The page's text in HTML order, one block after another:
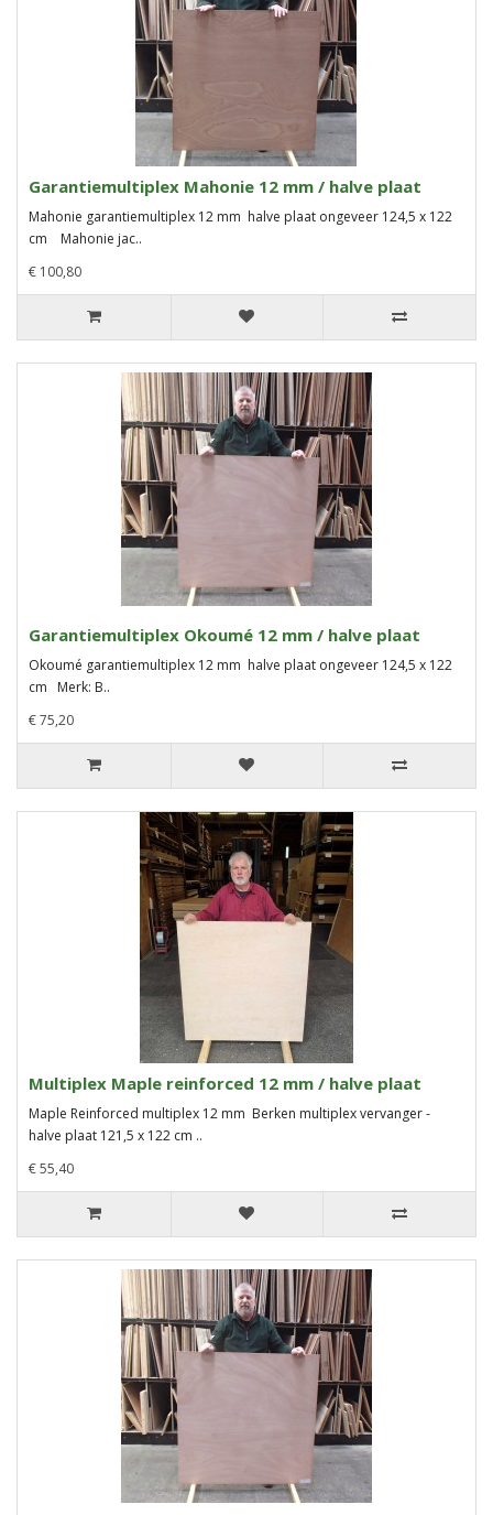
Garantiemultiplex Mahonie 12 mm / halve plaat
Mahonie garantiemultiplex 12 mm halve plaat ongeveer 124,5 x 122
cm Mahonie jac..
€ 100,80
Garantiemultiplex Okoumé 12 mm / halve plaat
Okoumé garantiemultiplex 12 mm halve plaat ongeveer 124,5 x 122
cm Merk: B..
€ 75,20
Multiplex Maple reinforced 12 mm / halve plaat
Maple Reinforced multiplex 12 mm Berken multiplex vervanger -
halve plaat 121,5 x 122 cm ..
€ 55,40